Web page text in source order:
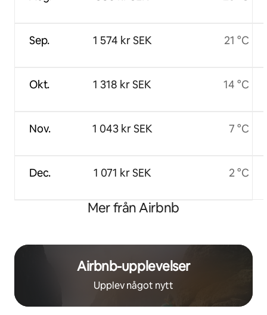
Sep.
Okt.
Nov.
Dec.
1 574 kr SEK
1 318 kr SEK
1 043 kr SEK
1 071 kr SEK
21 °C
14 °C
7 °C
2 °C
Mer från Airbnb
Airbnb-upplevelser
Upplev något nytt